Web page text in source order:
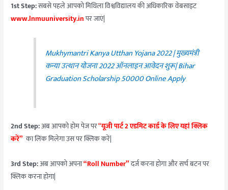
1st Step:सबसे पहले आपको मिथिला विश्वविद्यालय की अधिकारिक वेबसाइट
www.lnmuuniversity.inपर जाएं|
Mukhymantri Kanya Utthan Yojana 2022 | मुख्यमंत्री
कन्या उत्थान योजना 2022 ऑनलाइन आवेदन शुरू| Bihar
Graduation Scholarship 50000 Online Apply
2nd Step:अब आपको होम पेज पर“यूजी पार्ट 2 एडमिट कार्ड के लिए यहां क्लिक
करें” का लिंक मिलेगा उस पर क्लिक करें|
3rd Step:अब आपको अपना“Roll Number”दर्ज करना होगा और सर्च बटन पर
क्लिक करना होगा|